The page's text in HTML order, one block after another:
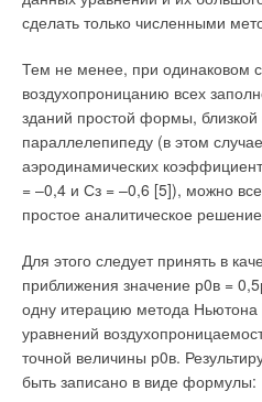
сделать только численными
Тем не менее, при одинаковом
воздухопроницанию всех
зданий простой формы,
параллелепипеду (в этом
аэродинамических
= –0,4 и Сз = –0,6 [5]), можно
простое аналитическое
Для этого следует принять в
приближения значение р0в =
одну итерацию метода
уравнений
точной величины р0в.
быть записано в виде формулы:
контуре «сглаживаются»
показаний эталонного
выше).
Использование для
преобразователей частоты
применения без встроенных
генерируемые
приводят к сбоям в работе
насосов общепромышленного
применения более дорогих
насосов приводит к
самих поверочных
помещений уровней вибраций
аккумулировать теплоту
Степень эффективности
содержащейся в наружном
счет подачи и удаления
системы вентиляции — системы
специально созданной для
кратность воздухообмена может
Количество подаваемого в
подвижность воздуха в
интенсивность теплоотдачи
ограждающими конструкциями
помещения. Интенсивность